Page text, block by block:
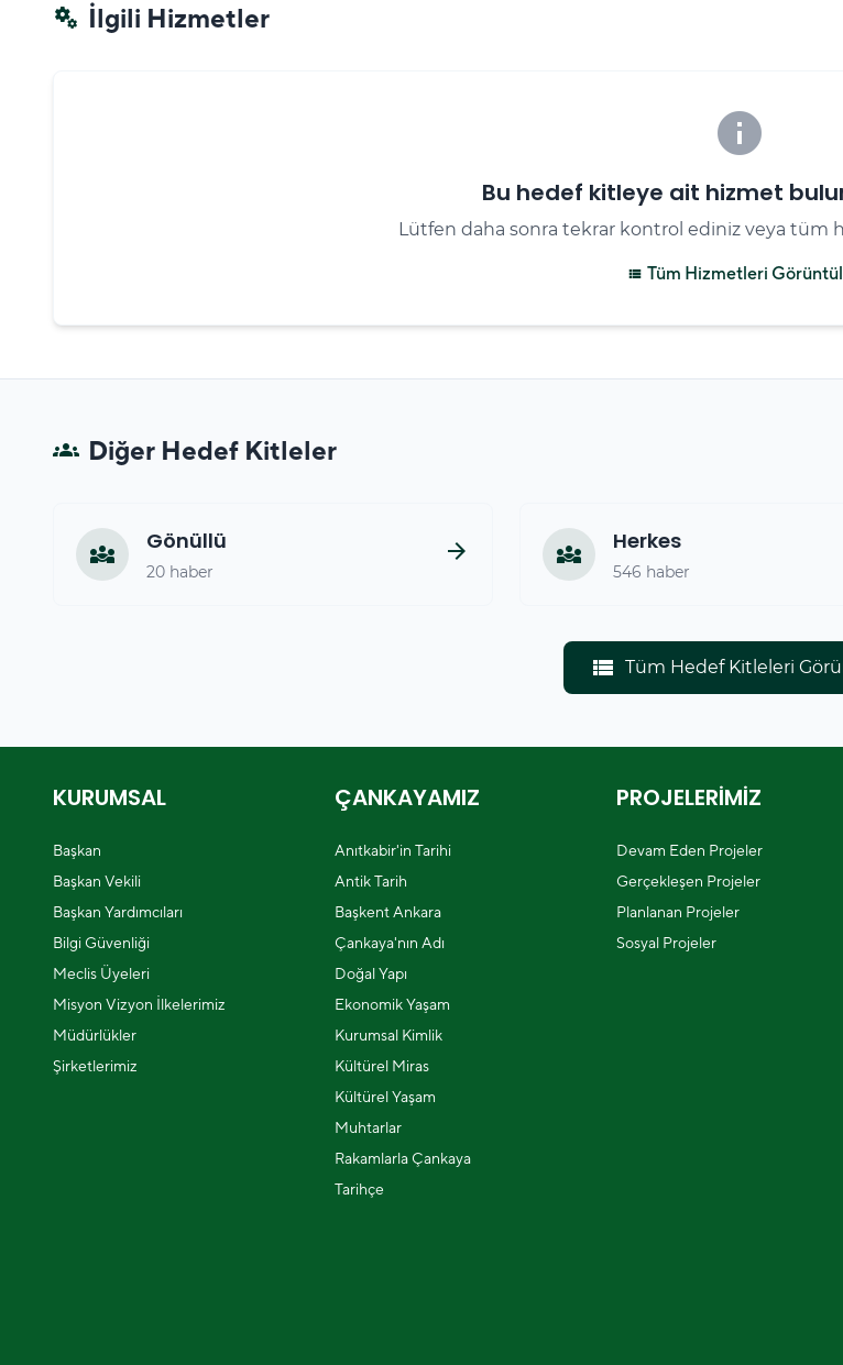
miscellaneous_services İlgili Hizmetler
info
Bu hedef kitleye ait hizmet
Lütfen daha sonra tekrar kontrol ediniz veya tüm
view_list Tüm Hizmetleri
groups Diğer Hedef Kitleler
diversity_3 Gönüllü
20 haber
arrow_forward diversity_3 Herkes
546 haber
view_list Tüm Hedef Kitleleri
KURUMSAL
Başkan
Başkan Vekili
Başkan Yardımcıları
Bilgi Güvenliği
Meclis Üyeleri
Misyon Vizyon İlkelerimiz
Müdürlükler
Şirketlerimiz
ÇANKAYAMIZ
Anıtkabir'in Tarihi
Antik Tarih
Başkent Ankara
Çankaya'nın Adı
Doğal Yapı
Ekonomik Yaşam
Kurumsal Kimlik
Kültürel Miras
Kültürel Yaşam
Muhtarlar
Rakamlarla Çankaya
Tarihçe
PROJELERİMİZ
Devam Eden Projeler
Gerçekleşen Projeler
Planlanan Projeler
Sosyal Projeler